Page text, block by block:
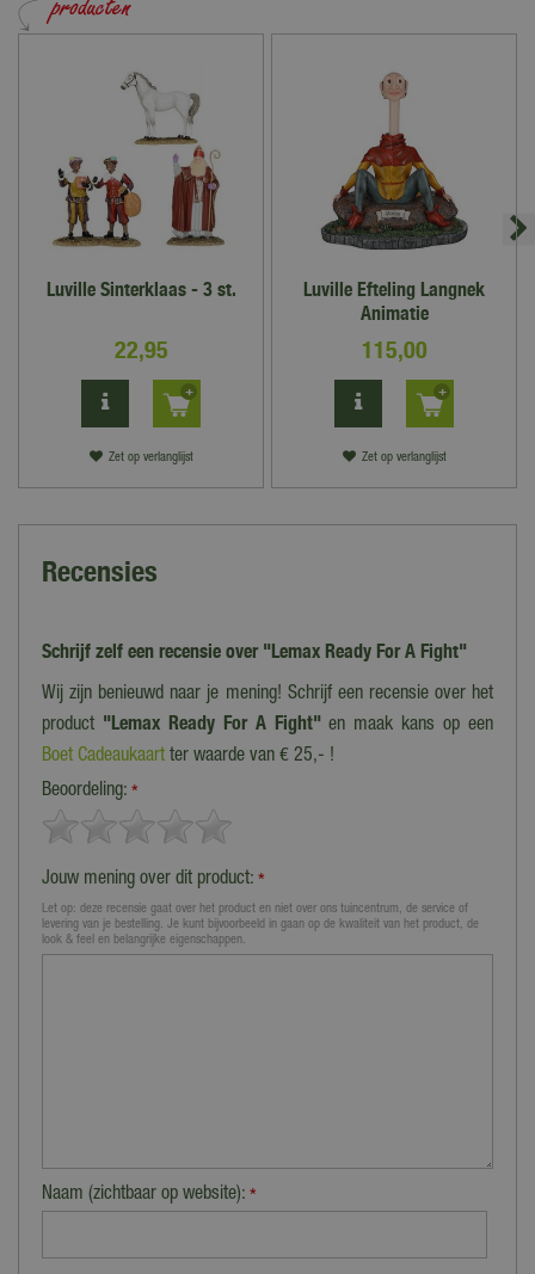
Luville Sinterklaas - 3 st.
22,95
Zet op verlanglijst
Luville Efteling Langnek
Animatie
115,00
Zet op verlanglijst
Recensies
Schrijf zelf een recensie over "Lemax Ready For A Fight"
Wij zijn benieuwd naar je mening! Schrijf een recensie over het
product "Lemax Ready For A Fight"en maak kans op een
Boet Cadeaukaart ter waarde van € 25,- !
Beoordeling: *
Jouw mening over dit product: *
Let op: deze recensie gaat over het product en niet over ons tuincentrum, de service of
levering van je bestelling. Je kunt bijvoorbeeld in gaan op de kwaliteit van het product, de
look & feel en belangrijke eigenschappen.
Naam (zichtbaar op website): *